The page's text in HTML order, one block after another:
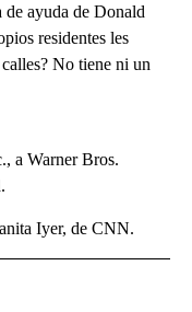
de ayuda de Donald
residentes les
No tiene ni un
a Warner Bros.
Iyer, de CNN.
NOTIFICATIONS ABOUT